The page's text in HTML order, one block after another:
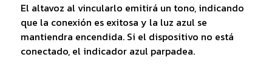
El altavoz al vincularlo emitirá un tono, indicando
que la conexión es exitosa y la luz azul se
mantiendra encendida. Si el dispositivo no está
conectado, el indicador azul parpadea.